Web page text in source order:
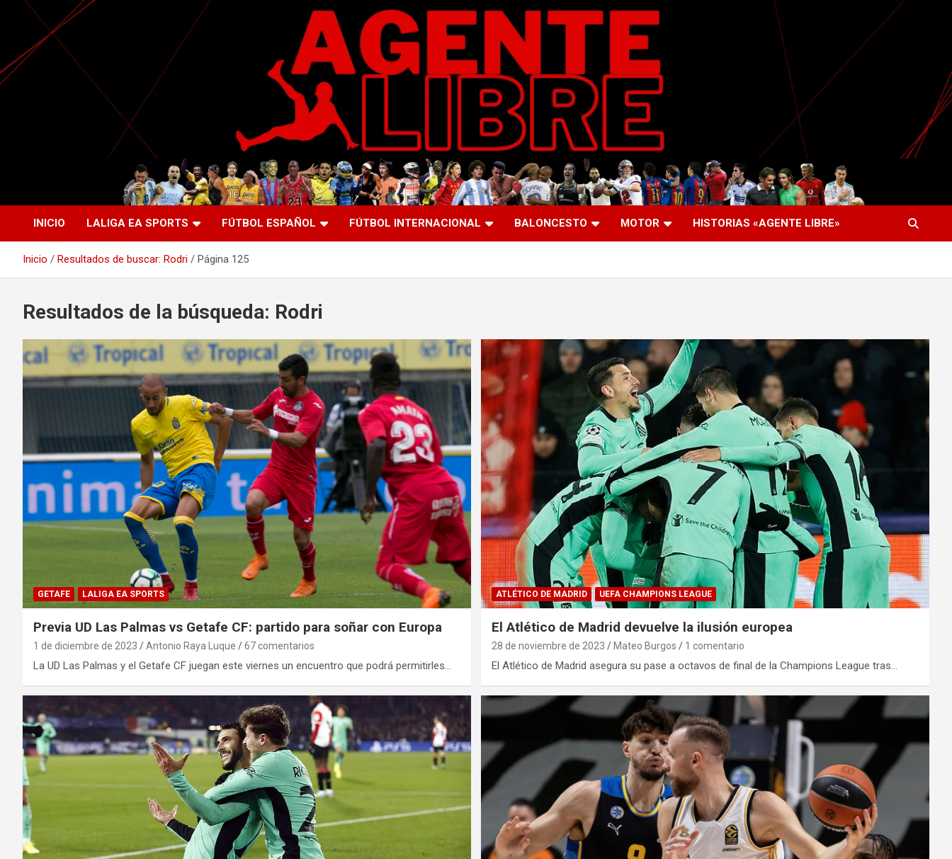
Saltar
contenido
Agente Libre Digital
La nueva generación del periodismo deportivo.
INICIO LALIGA EA SPORTS FÚTBOL ESPAÑOL FÚTBOL INTERNACIONAL BALONCESTO MOTOR HISTORIAS «AGENTE LIBRE»
Inicio Resultados de buscar: Rodri Página 125
Resultados de la búsqueda: Rodri
GETAFE LALIGA EA SPORTS
Previa UD Las Palmas vs Getafe CF: partido para soñar con Europa
1 de diciembre de 2023 Antonio Raya Luque 67 comentarios
La UD Las Palmas y el Getafe CF juegan este viernes un encuentro que podrá permitirles…
ATLÉTICO DE MADRID UEFA CHAMPIONS LEAGUE
El Atlético de Madrid devuelve la ilusión europea
28 de noviembre de 2023 Mateo Burgos 1 comentario
El Atlético de Madrid asegura su pase a octavos de final de la Champions League tras…